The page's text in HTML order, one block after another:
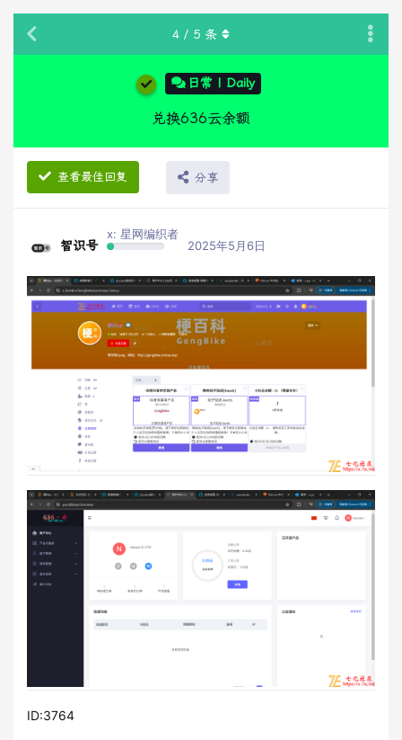
日常 | Daily
兑换636云余额
查看最佳回复 分享
4 / 5 条
智识号
x: 星网编织者
2025年5月6日
ID:3764